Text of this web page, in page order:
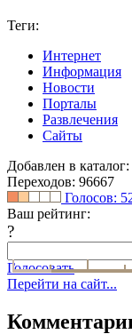
Теги:
Интернет
Информация
Новости
Порталы
Развлечения
Сайты
Добавлен в
Переходов: 96667
Голосов:
Ваш рейтинг:
?
Голосовать
Перейти на сайт...